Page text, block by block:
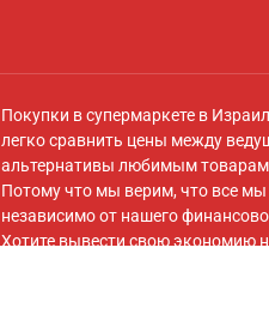
Покупки в супермаркете в
легко сравнить цены между
альтернативы любимым
Потому что мы верим, что все
независимо от нашего
Хотите вывести свою экономию